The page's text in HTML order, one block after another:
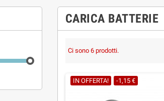
CARICA BATTERIE
Ci sono 6 prodotti.
IN OFFERTA! -1,15 €